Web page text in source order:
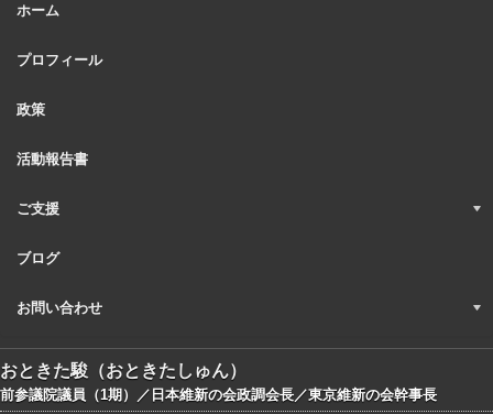
ホーム
プロフィール
政策
活動報告書
ご支援
ブログ
お問い合わせ
おときた駿（おときたしゅん）
前参議院議員（1期）／日本維新の会政調会長／東京維新の会幹事長